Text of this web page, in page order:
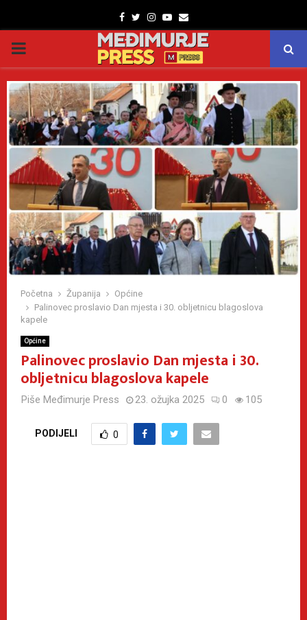
Facebook
TwitterInstagram
Youtube
Email
PRIMARY
MENU
Početna Županija
Općine
Palinovec proslavio Dan mjesta i 30. obljetnicu blagoslova
kapele
Općine
Palinovec proslavio Dan mjesta i 30.
obljetnicu blagoslova kapele
Piše Međimurje Press 23. ožujka 2025 0 105
PODIJELI 0